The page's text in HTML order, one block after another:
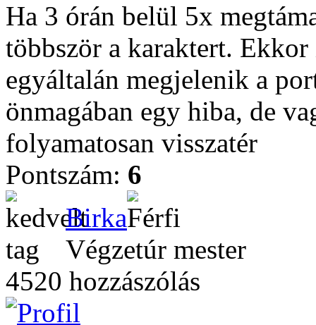
Ha 3 órán belül 5x
többször a karaktert.
egyáltalán megjelenik a
önmagában egy hiba, de
folyamatosan visszatér
Pontszám: 6
Birka
Végzetúr mester
4520 hozzászólás